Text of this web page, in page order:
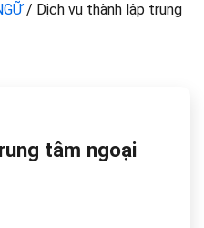
/ Dịch vụ thành lập trung
tâm ngoại